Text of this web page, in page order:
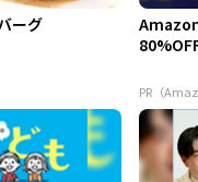
ーグ
PR（